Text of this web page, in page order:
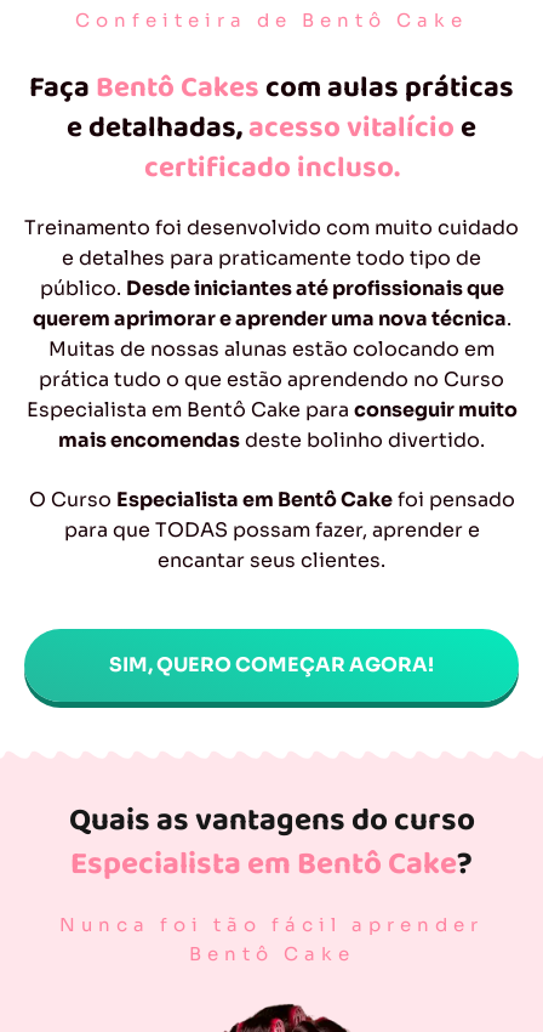
Confeiteira de Bentô Cake
FaçaBentô Cakescom aulas práticas
e detalhadas,acesso vitalícioe
certificado incluso.
Treinamento foi desenvolvido com muito cuidado
e detalhes para praticamente todo tipo de
público. Desde iniciantes até profissionais que
querem aprimorar e aprender uma nova técnica.
Muitas de nossas alunas estão colocando em
prática tudo o que estão aprendendo no Curso
Especialista em Bentô Cake para conseguir muito
mais encomendasdeste bolinho divertido.
O Curso Especialista em Bentô Cakefoi pensado
para que TODAS possam fazer, aprender e
encantar seus clientes.
SIM, QUERO COMEÇAR AGORA!
Quais as vantagens do curso
Especialista em Bentô Cake?
Nunca foi tão fácil aprender
Bentô Cake